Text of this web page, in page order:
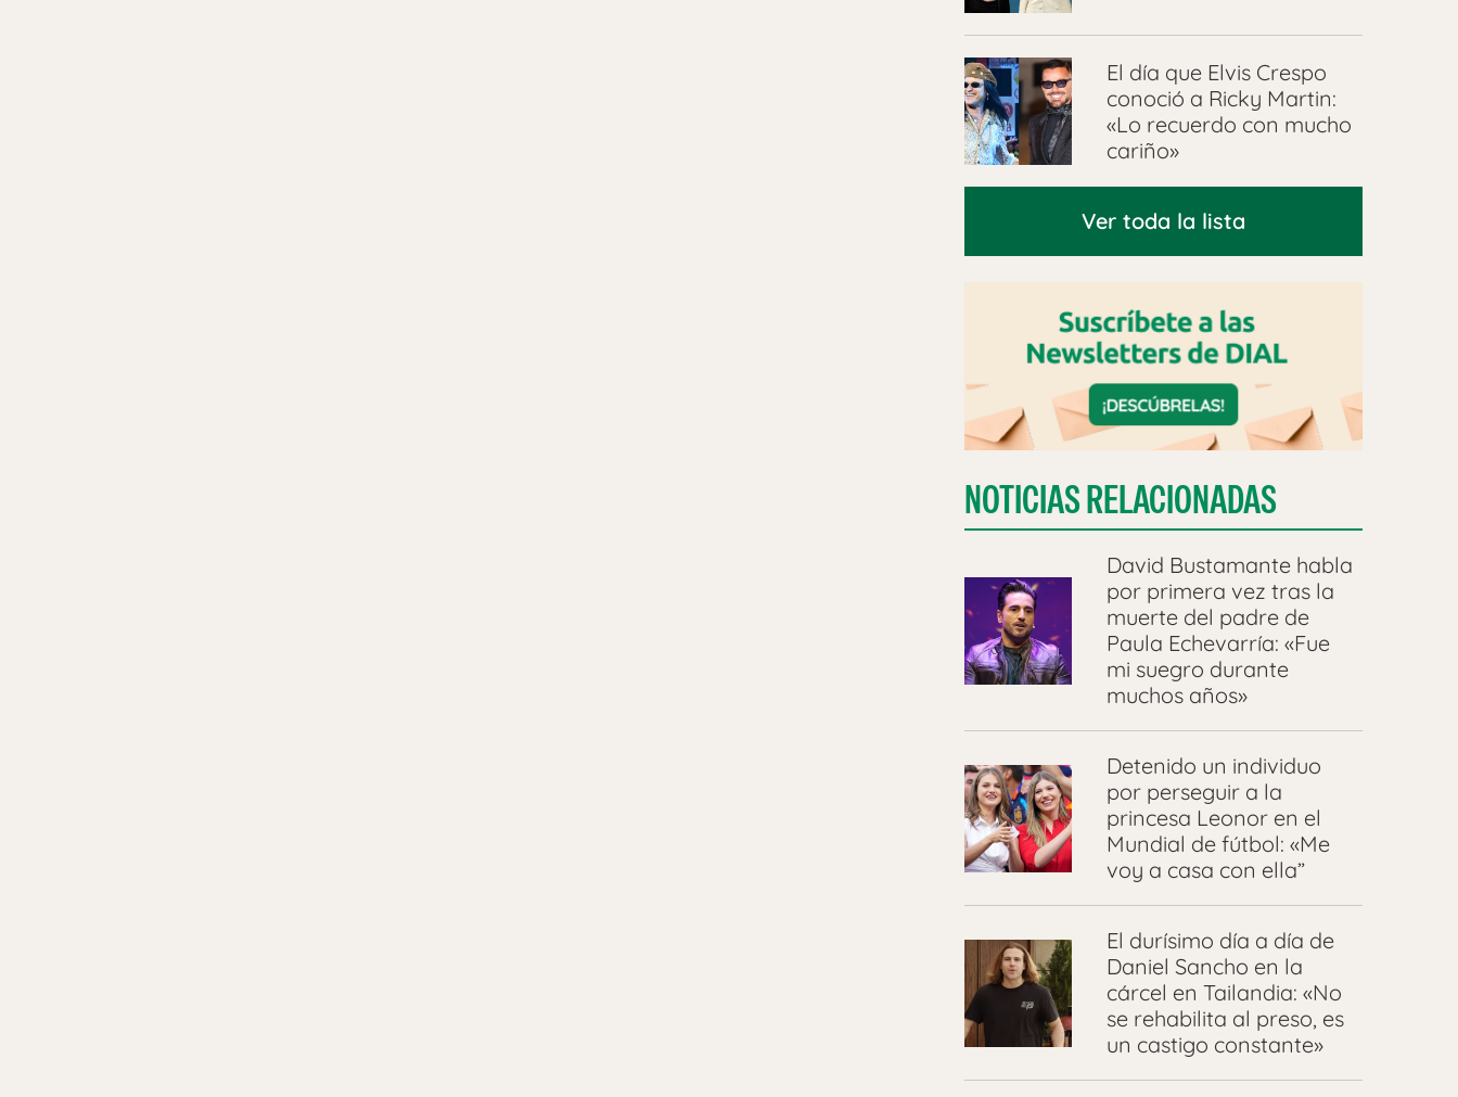
El día que Elvis Crespo
conoció a Ricky Martin:
«Lo recuerdo con mucho
cariño»
Ver toda la lista
NOTICIAS RELACIONADAS
David Bustamante habla
por primera vez tras la
muerte del padre de
Paula Echevarría: «Fue
mi suegro durante
muchos años»
Detenido un individuo
por perseguir a la
princesa Leonor en el
Mundial de fútbol: «Me
voy a casa con ella”
El durísimo día a día de
Daniel Sancho en la
cárcel en Tailandia: «No
se rehabilita al preso, es
un castigo constante»